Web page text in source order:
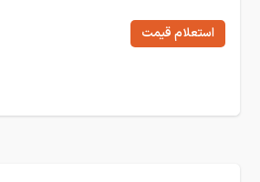
استعلام قیمت